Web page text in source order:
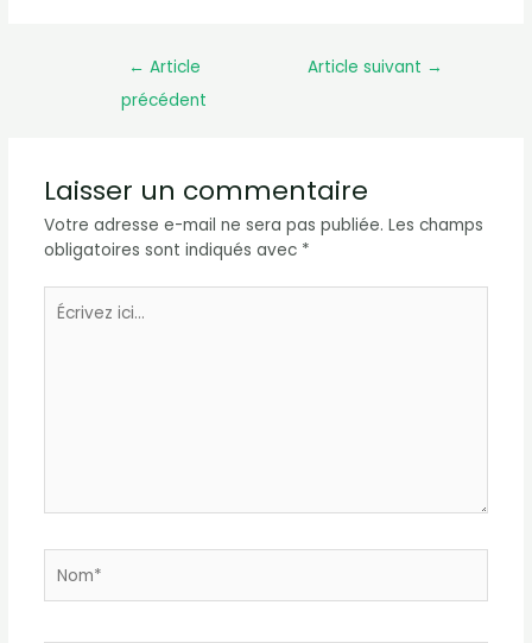
← Article
précédent
Article suivant →
Laisser un commentaire
Votre adresse e-mail ne sera pas publiée. Les champs
obligatoires sont indiqués avec *
Écrivez
ici…